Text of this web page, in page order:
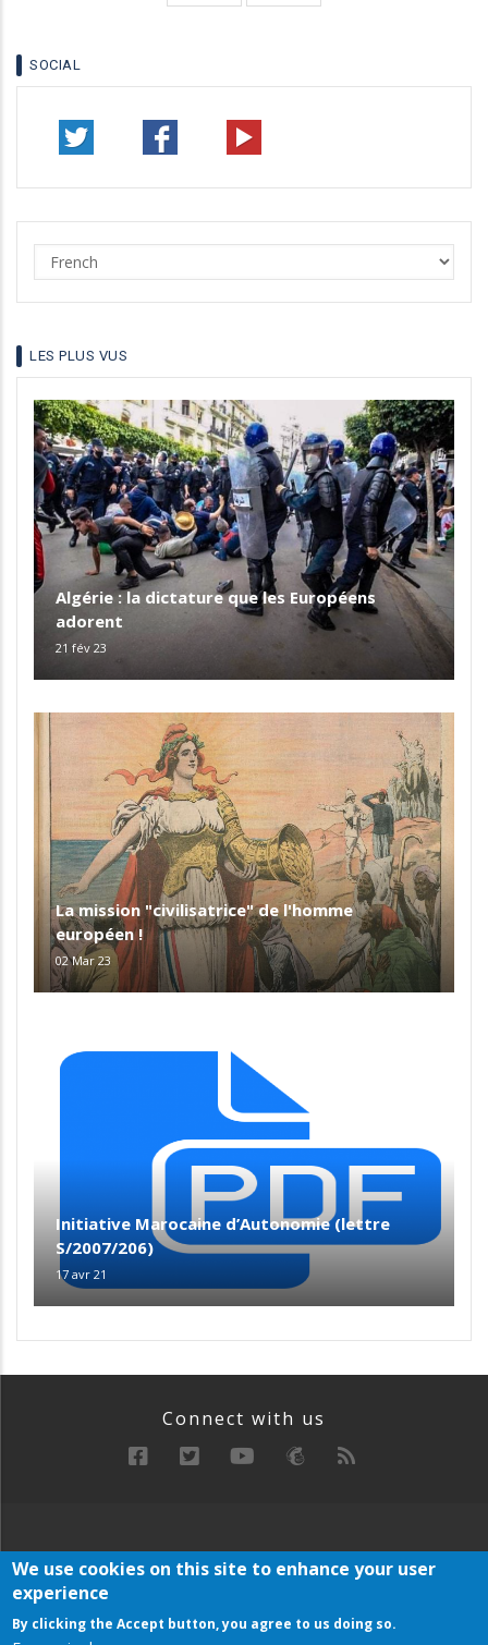
suivante
page
SOCIAL
Select
your
language
LES PLUS VUS
Algérie : la dictature que les Européens
adorent
21 fév 23
La mission "civilisatrice" de l'homme
européen !
02 Mar 23
Initiative Marocaine d’Autonomie (lettre
S/2007/206)
17 avr 21
Connect with us
Below
Footer
Menu
RECHERCHE MANIFESTE
ARCHIVE
We use cookies on this site to enhance your user
experience
By clicking the Accept button, you agree to us doing so.